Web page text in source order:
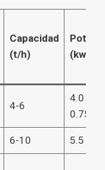
Capacidad
(t/h)
(kw)
4-6
4.0 +
0.75
6-10 5.5 +